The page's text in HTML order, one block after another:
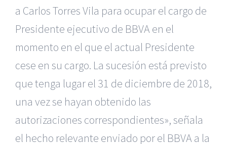
a Carlos Torres Vila para ocupar el cargo de
Presidente ejecutivo de BBVA en el
momento en el que el actual Presidente
cese en su cargo. La sucesión está previsto
que tenga lugar el 31 de diciembre de 2018,
una vez se hayan obtenido las
autorizaciones correspondientes», señala
el hecho relevante enviado por el BBVA a la